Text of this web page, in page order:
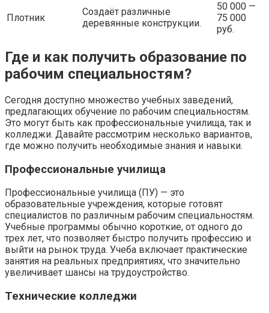
Плотник
Создаёт различные
деревянные конструкции.
50 000 —
75 000
руб.
Где и как получить образование по
рабочим специальностям?
Сегодня доступно множество учебных заведений,
предлагающих обучение по рабочим специальностям.
Это могут быть как профессиональные училища, так и
колледжи. Давайте рассмотрим несколько вариантов,
где можно получить необходимые знания и навыки.
Профессиональные училища
Профессиональные училища (ПУ) — это
образовательные учреждения, которые готовят
специалистов по различным рабочим специальностям.
Учебные программы обычно короткие, от одного до
трех лет, что позволяет быстро получить профессию и
выйти на рынок труда. Учеба включает практические
занятия на реальных предприятиях, что значительно
увеличивает шансы на трудоустройство.
Технические колледжи